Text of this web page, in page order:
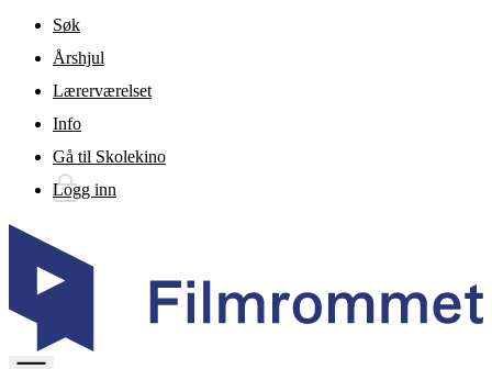
Gå til hovedinnhold
Søk
Årshjul
Lærerværelset
Info
Gå til Skolekino
Logg inn